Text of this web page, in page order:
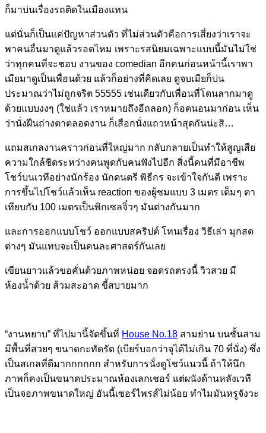
ก็มาบ่นเรื่องรถติดในเมืองแทน
แต่นั่นก็เป็นแค่ปัญหาส่วนตัว ที่ไม่ส่วนตัวคือการเสี่ยงว่าเราจะ
พาคนอื่นมาดูแล้วรอดไหม เพราะรสนิยมเฉพาะแบบนี้มันไม่ใช่
ว่าทุกคนที่จะชอบ งานของ comedian อีกคนก่อนหน้านี้เราพา
เมียมาดูเป็นเพื่อนด้วย แล้วก็อย่างที่คิดเลย ดูจบเมียก็บ่น
ประมาณว่าไม่ถูกจริต 55555 เช่นเดียวกับเพื่อนที่โดนลากมาดู
ด้วยแบบงงๆ (ใช่แล้ว เราหมายถึงอีถลอก) ก็อดนอนมาก่อน เห็น
ว่านั่งฝืนถ่างตาตลอดงาน ก็เสือกนั่งแถวหน้าสุดกันน่ะสิ…
แถมสเกลงานคราวก่อนที่ใหญ่มาก กลับกลายเป็นทำให้สูญเสีย
ความใกล้ชิดระหว่างคนพูดกับคนฟังไปอีก สิ่งนี้คนที่มีอาชีพ
โชว์บนเวทีอย่างนักร้อง นักดนตรี พิธีกร จะเข้าใจกันดี เพราะ
การขึ้นไปโชว์แล้วเห็น reaction ของผู้ชมแบบ 3 เมตร เต็มๆ ตา
เทียบกับ 100 เมตรเป็นพิกเซลจิ๋วๆ มันต่างกันมาก
และการออกแบบโชว์ ออกแบบสคริปต์ โทนเรื่อง วิธีเล่า มุกสด
ต่างๆ มันแทบจะเป็นคนละศาสตร์กันเลย
เขียนยาวแล้วขอคั่นด้วยภาพหน่อย จอดรถตรงนี้ วิวสวย มี
ห้องน้ำด้วย ส้วมสะอาด ขี้สบายมาก
“งานหยาบ” ที่ไปมานี้จัดขึ้นที่ House No.18 สามย่าน บนชั้นสาม
มีพื้นที่สวยๆ ขนาดกะทัดรัด (เบียร์บอกว่าจุได้ไม่เกิน 70 ที่นั่ง) ซึ่ง
เป็นสเกลที่ดีมากกกกกก สำหรับการนั่งดูโชว์แนวนี้ ถ้าให้นึก
ภาพก็คงเป็นขนาดประมาณห้องเลกเชอร์ แต่ผนังด้านหลังเวที
เป็นจอภาพขนาดใหญ่ อันนี้เซอร์ไพรส์ไม่น้อย ทำไมมันหรูจังวะ